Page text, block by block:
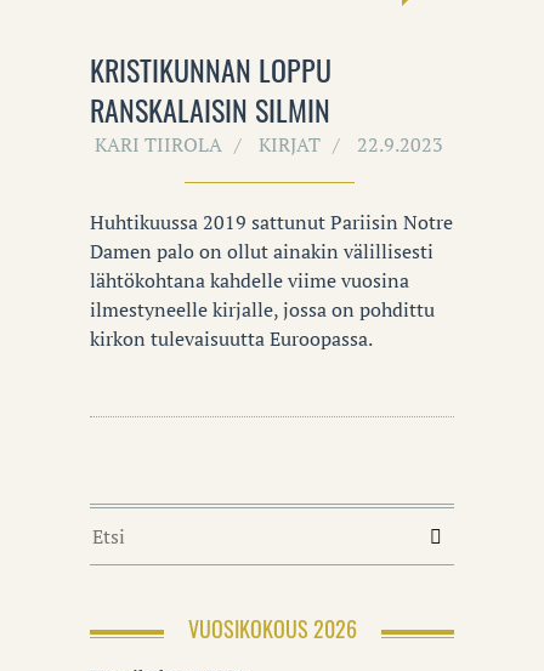
KRISTIKUNNAN LOPPU
RANSKALAISIN SILMIN
KARI TIIROLA KIRJAT 22.9.2023
Huhtikuussa 2019 sattunut Pariisin Notre
Damen palo on ollut ainakin välillisesti
lähtökohtana kahdelle viime vuosina
ilmestyneelle kirjalle, jossa on pohdittu
kirkon tulevaisuutta Euroopassa.
VUOSIKOKOUS 2026